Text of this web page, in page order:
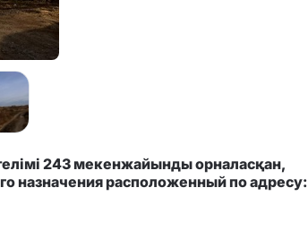
243 мекенжайынды орналасқан,
назначения расположенный по адресу: